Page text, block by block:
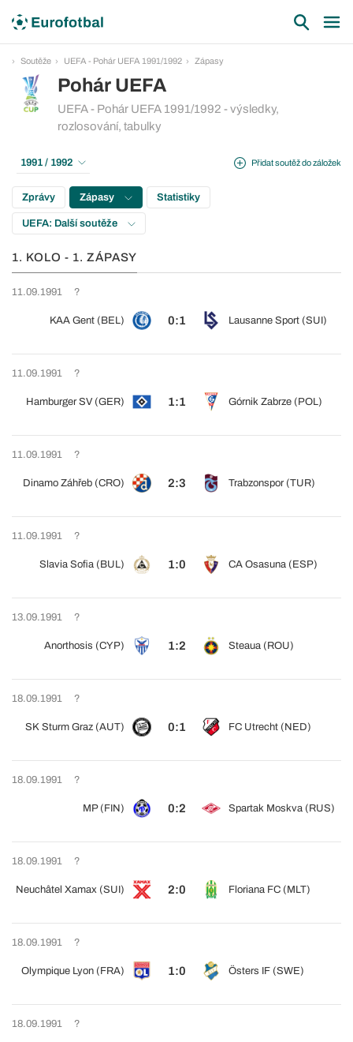
Soutěže UEFA - Pohár UEFA 1991/1992 Zápasy
Pohár UEFA
UEFA - Pohár UEFA 1991/1992 - výsledky,
rozlosování, tabulky
Přidat soutěž do záložek
1991 / 1992
Zprávy Zápasy Statistiky
UEFA: Další soutěže
1. KOLO - 1. ZÁPASY
11.09.1991 ?
KAA Gent (BEL) 0:1 Lausanne Sport (SUI)
11.09.1991 ?
Hamburger SV (GER) 1:1 Górnik Zabrze (POL)
11.09.1991 ?
Dinamo Záhřeb (CRO) 2:3 Trabzonspor (TUR)
11.09.1991 ?
Slavia Sofia (BUL) 1:0 CA Osasuna (ESP)
13.09.1991 ?
Anorthosis (CYP) 1:2 Steaua (ROU)
18.09.1991 ?
SK Sturm Graz (AUT) 0:1 FC Utrecht (NED)
18.09.1991 ?
MP (FIN) 0:2 Spartak Moskva (RUS)
18.09.1991 ?
Neuchâtel Xamax (SUI) 2:0 Floriana FC (MLT)
18.09.1991 ?
Olympique Lyon (FRA) 1:0 Östers IF (SWE)
18.09.1991 ?